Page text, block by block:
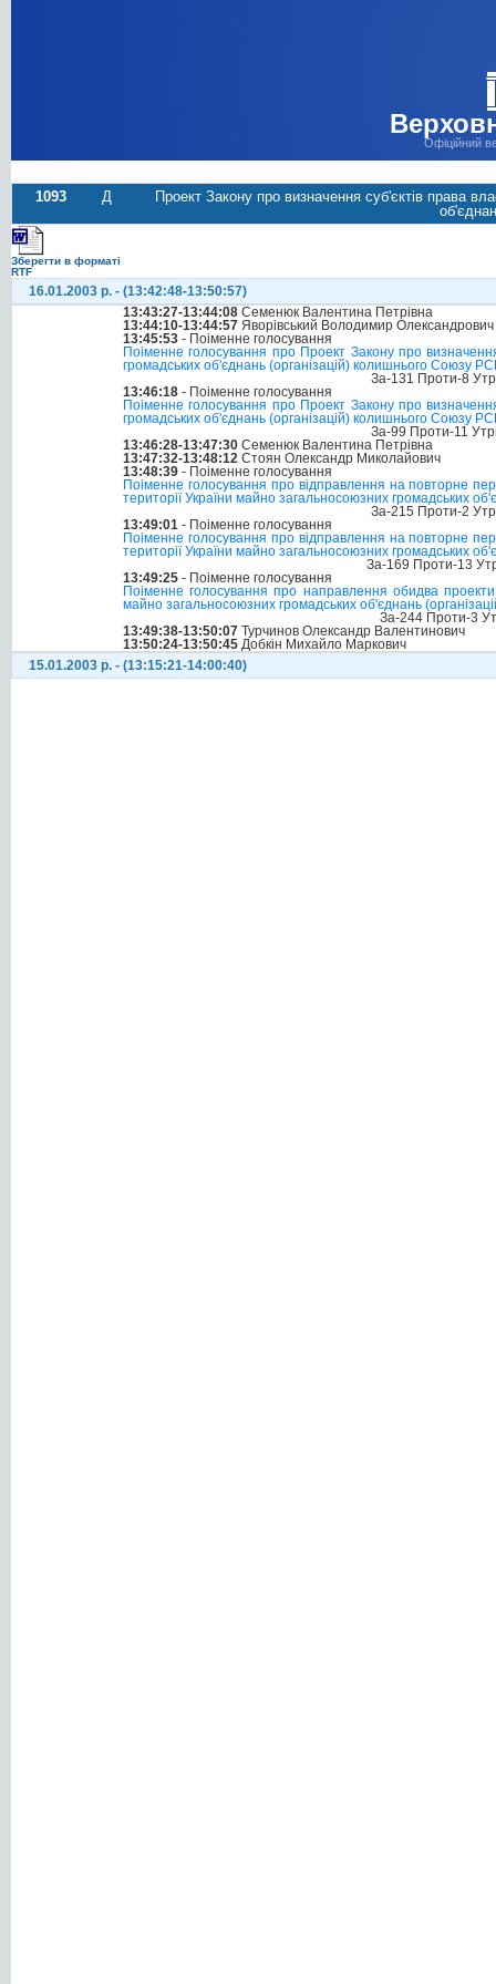
Офіційний
1093 Д
Проект Закону про визначення суб'єктів права
Зберегти в форматі
RTF
16.01.2003 р. - (13:42:48-13:50:57)
13:43:27-13:44:08 Семенюк Валентина Петрівна
13:44:10-13:44:57 Яворівський Володимир Олександрович
13:45:53 - Поіменне голосування
Поіменне голосування про Проект Закону про
громадських об'єднань (організацій) колишнього Союзу
За-131 Проти-8
13:46:18 - Поіменне голосування
Поіменне голосування про Проект Закону про
громадських об'єднань (організацій) колишнього Союзу
За-99 Проти-11
13:46:28-13:47:30 Семенюк Валентина Петрівна
13:47:32-13:48:12 Стоян Олександр Миколайович
13:48:39 - Поіменне голосування
Поіменне голосування про відправлення на повторне
території України майно загальносоюзних громадських
За-215 Проти-2
13:49:01 - Поіменне голосування
Поіменне голосування про відправлення на повторне
території України майно загальносоюзних громадських
За-169 Проти-13
13:49:25 - Поіменне голосування
Поіменне голосування про направлення обидва
майно загальносоюзних громадських об'єднань
За-244 Проти-3
13:49:38-13:50:07 Турчинов Олександр Валентинович
13:50:24-13:50:45 Добкін Михайло Маркович
15.01.2003 р. - (13:15:21-14:00:40)